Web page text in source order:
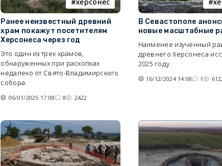
Ранее неизвестный древний
храм покажут посетителям
Херсонеса через год
Это один из трех храмов,
обнаруженных при раскопках
недалеко от Свято-Владимирского
собора.
06/01/2025 17:08 8 2422
В Севастополе
новые масштабные
Наименее изученный
древнего Херсонеса
2025 году.
16/12/2024 14:08 1